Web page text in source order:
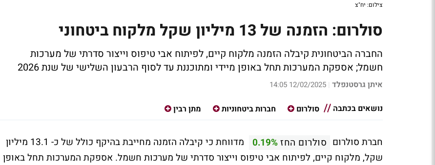
צילום: יח"צ
סולרום: הזמנה של 13 מיליון שקל מלקוח ביטחוני
החברה הביטחונית קיבלה הזמנה מלקוח קיים, לפיתוח אבי טיפוס וייצור סדרתי של מערכות
חשמל; אספקת המערכות תחל באופן מיידי ומתוכננת עד לסוף הרבעון השלישי של שנת 2026
איתן גרסטנפלד |
12/02/2025 14:05
נושאים בכתבה סולרום חברות ביטחוניות מתן רבין
חברת סולרום סולרום החז0.19%
מדווחת כי קיבלה הזמנה מחייבת בהיקף כולל של כ- 13.1 מיליון
שקל, מלקוח קיים, לפיתוח אבי טיפוס וייצור סדרתי של מערכות חשמל. אספקת המערכות תחל באופן